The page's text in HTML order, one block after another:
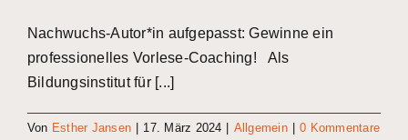
Nachwuchs-Autor*in aufgepasst: Gewinne ein
professionelles Vorlese-Coaching! Als
Bildungsinstitut für [...]
Von Esther Jansen 17. März 2024 Allgemein
0 Kommentare